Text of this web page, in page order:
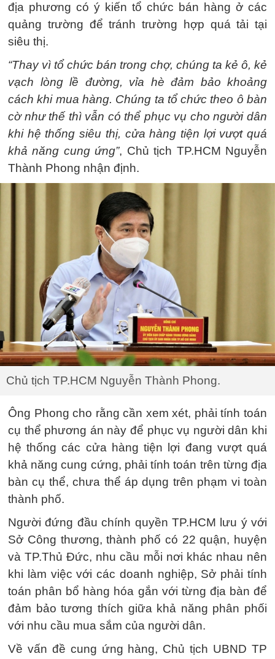
địa phương có ý kiến tổ chức bán hàng ở các
quảng trường để tránh trường hợp quá tải tại
siêu thị.
“Thay vì tổ chức bán trong chợ, chúng ta kẻ ô, kẻ
vạch lòng lề đường, vỉa hè đảm bảo khoảng
cách khi mua hàng. Chúng ta tổ chức theo ô bàn
cờ như thế thì vẫn có thể phục vụ cho người dân
khi hệ thống siêu thị, cửa hàng tiện lợi vượt quá
khả năng cung ứng”, Chủ tịch TP.HCM Nguyễn
Thành Phong nhận định.
Chủ tịch TP.HCM Nguyễn Thành Phong.
Ông Phong cho rằng cần xem xét, phải tính toán
cụ thể phương án này để phục vụ người dân khi
hệ thống các cửa hàng tiện lợi đang vượt quá
khả năng cung cứng, phải tính toán trên từng địa
bàn cụ thể, chưa thể áp dụng trên phạm vi toàn
thành phố.
Người đứng đầu chính quyền TP.HCM lưu ý với
Sở Công thương, thành phố có 22 quận, huyện
và TP.Thủ Đức, nhu cầu mỗi nơi khác nhau nên
khi làm việc với các doanh nghiệp, Sở phải tính
toán phân bổ hàng hóa gắn với từng địa bàn để
đảm bảo tương thích giữa khả năng phân phối
với nhu cầu mua sắm của người dân.
Về vấn đề cung ứng hàng, Chủ tịch UBND TP